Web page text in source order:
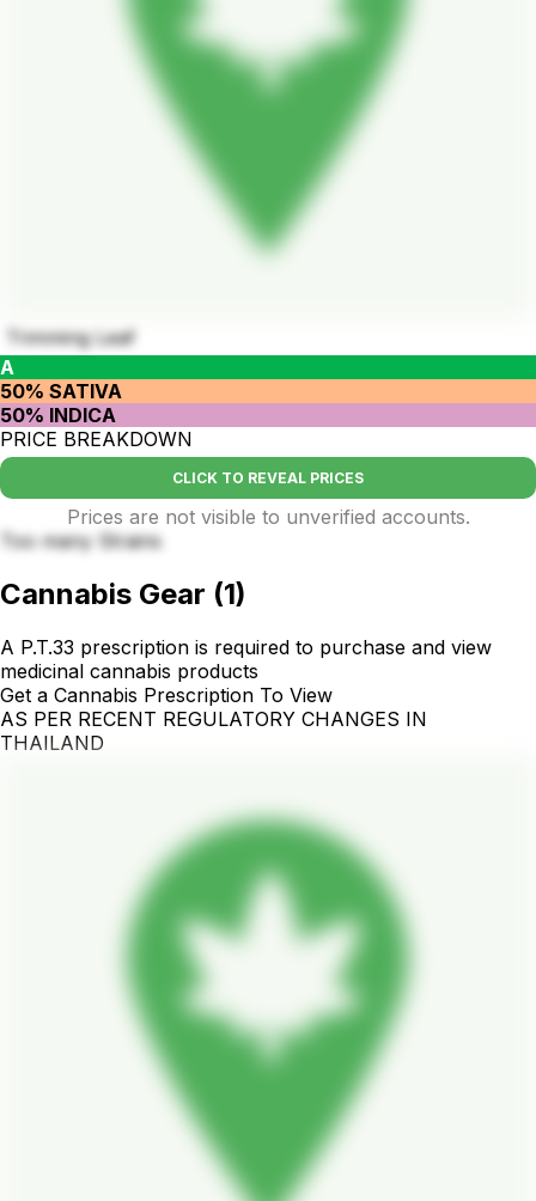
Trimming Leaf
A
50% SATIVA
50% INDICA
PRICE BREAKDOWN
CLICK TO REVEAL PRICES
Prices are not visible to unverified accounts.
Too many Strains
Cannabis Gear (1)
A P.T.33 prescription is required to purchase and view
medicinal cannabis products
Get a Cannabis Prescription To View
AS PER RECENT REGULATORY CHANGES IN
THAILAND